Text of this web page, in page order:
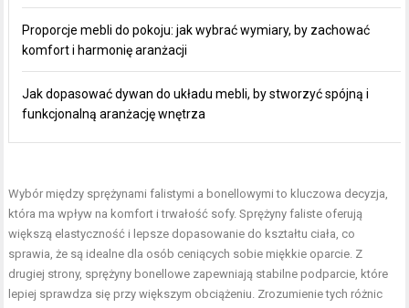
Proporcje mebli do pokoju: jak wybrać wymiary, by zachować
komfort i harmonię aranżacji
Jak dopasować dywan do układu mebli, by stworzyć spójną i
funkcjonalną aranżację wnętrza
Wybór między sprężynami falistymi a bonellowymi to kluczowa decyzja,
która ma wpływ na komfort i trwałość sofy. Sprężyny faliste oferują
większą elastyczność i lepsze dopasowanie do kształtu ciała, co
sprawia, że są idealne dla osób ceniących sobie miękkie oparcie. Z
drugiej strony, sprężyny bonellowe zapewniają stabilne podparcie, które
lepiej sprawdza się przy większym obciążeniu. Zrozumienie tych różnic